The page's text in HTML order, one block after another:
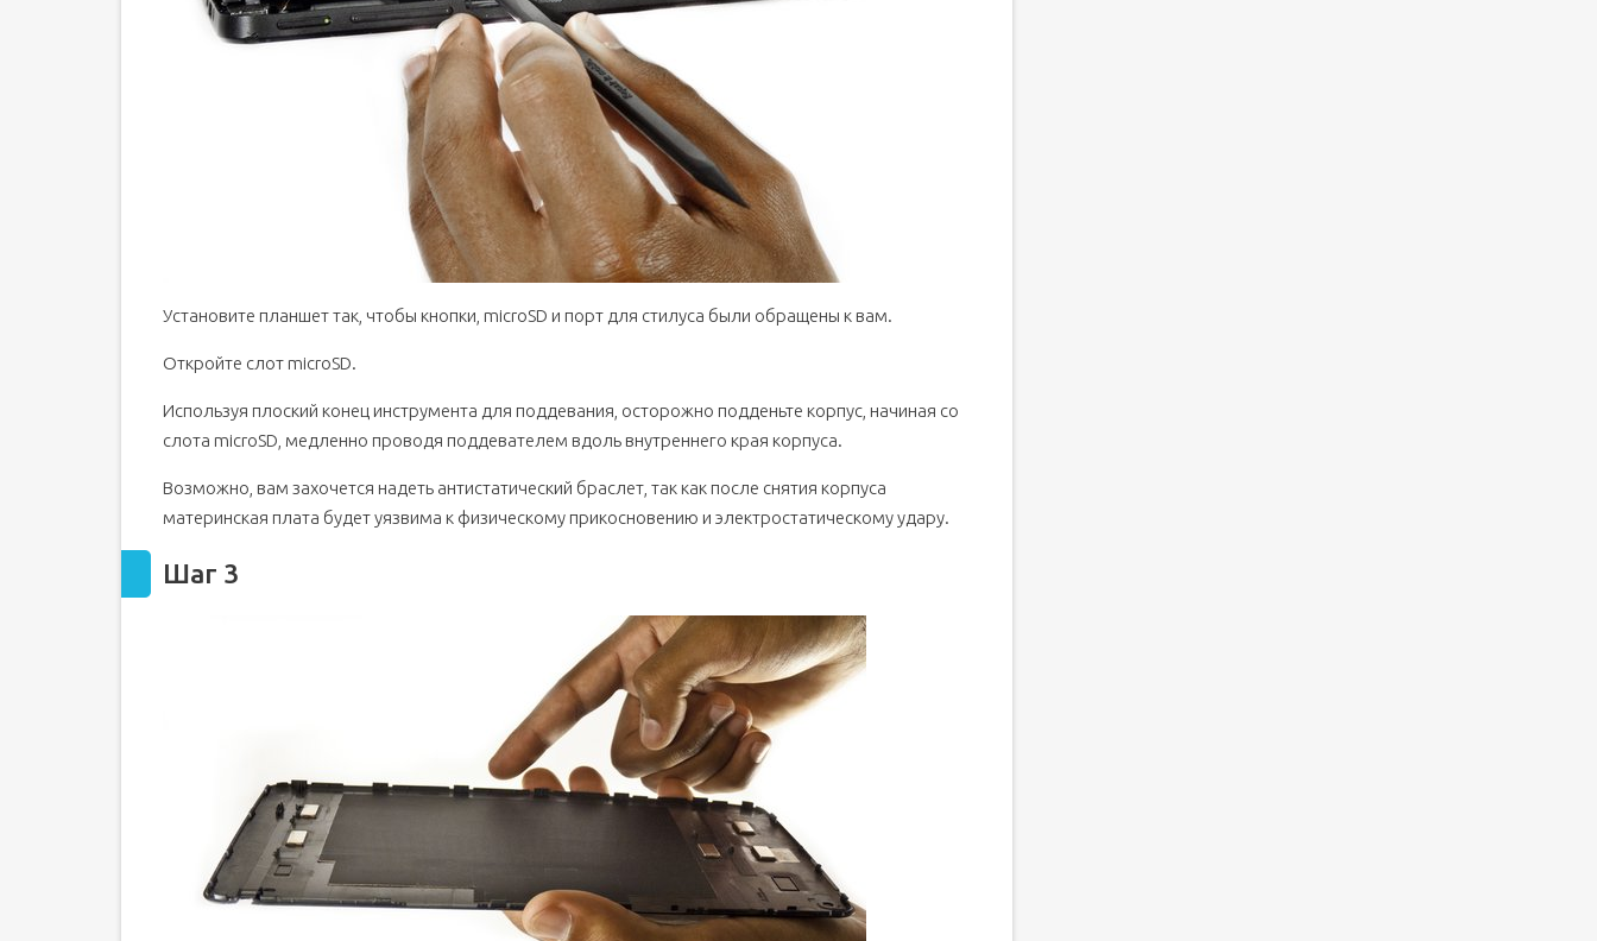
Установите планшет так, чтобы кнопки, microSD и порт для стилуса были обращены к вам.
Откройте слот microSD.
Используя плоский конец инструмента для поддевания, осторожно подденьте корпус, начиная со
слота microSD, медленно проводя поддевателем вдоль внутреннего края корпуса.
Возможно, вам захочется надеть антистатический браслет, так как после снятия корпуса
материнская плата будет уязвима к физическому прикосновению и электростатическому удару.
Шаг 3